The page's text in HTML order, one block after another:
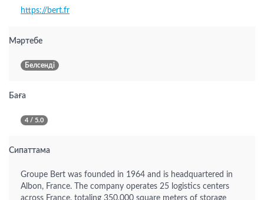
https://bert.fr
Мәртебе
Белсенді
Баға
4 / 5.0
Сипаттама
Groupe Bert was founded in 1964 and is headquartered in
Albon, France. The company operates 25 logistics centers
across France, totaling 350,000 square meters of storage